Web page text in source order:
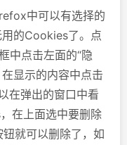
中可以有选择的
的Cookies了。点
中点击左面的“隐
显示的内容中点击
在弹出的窗口中看
在上面选中要删除
就可以删除了，如